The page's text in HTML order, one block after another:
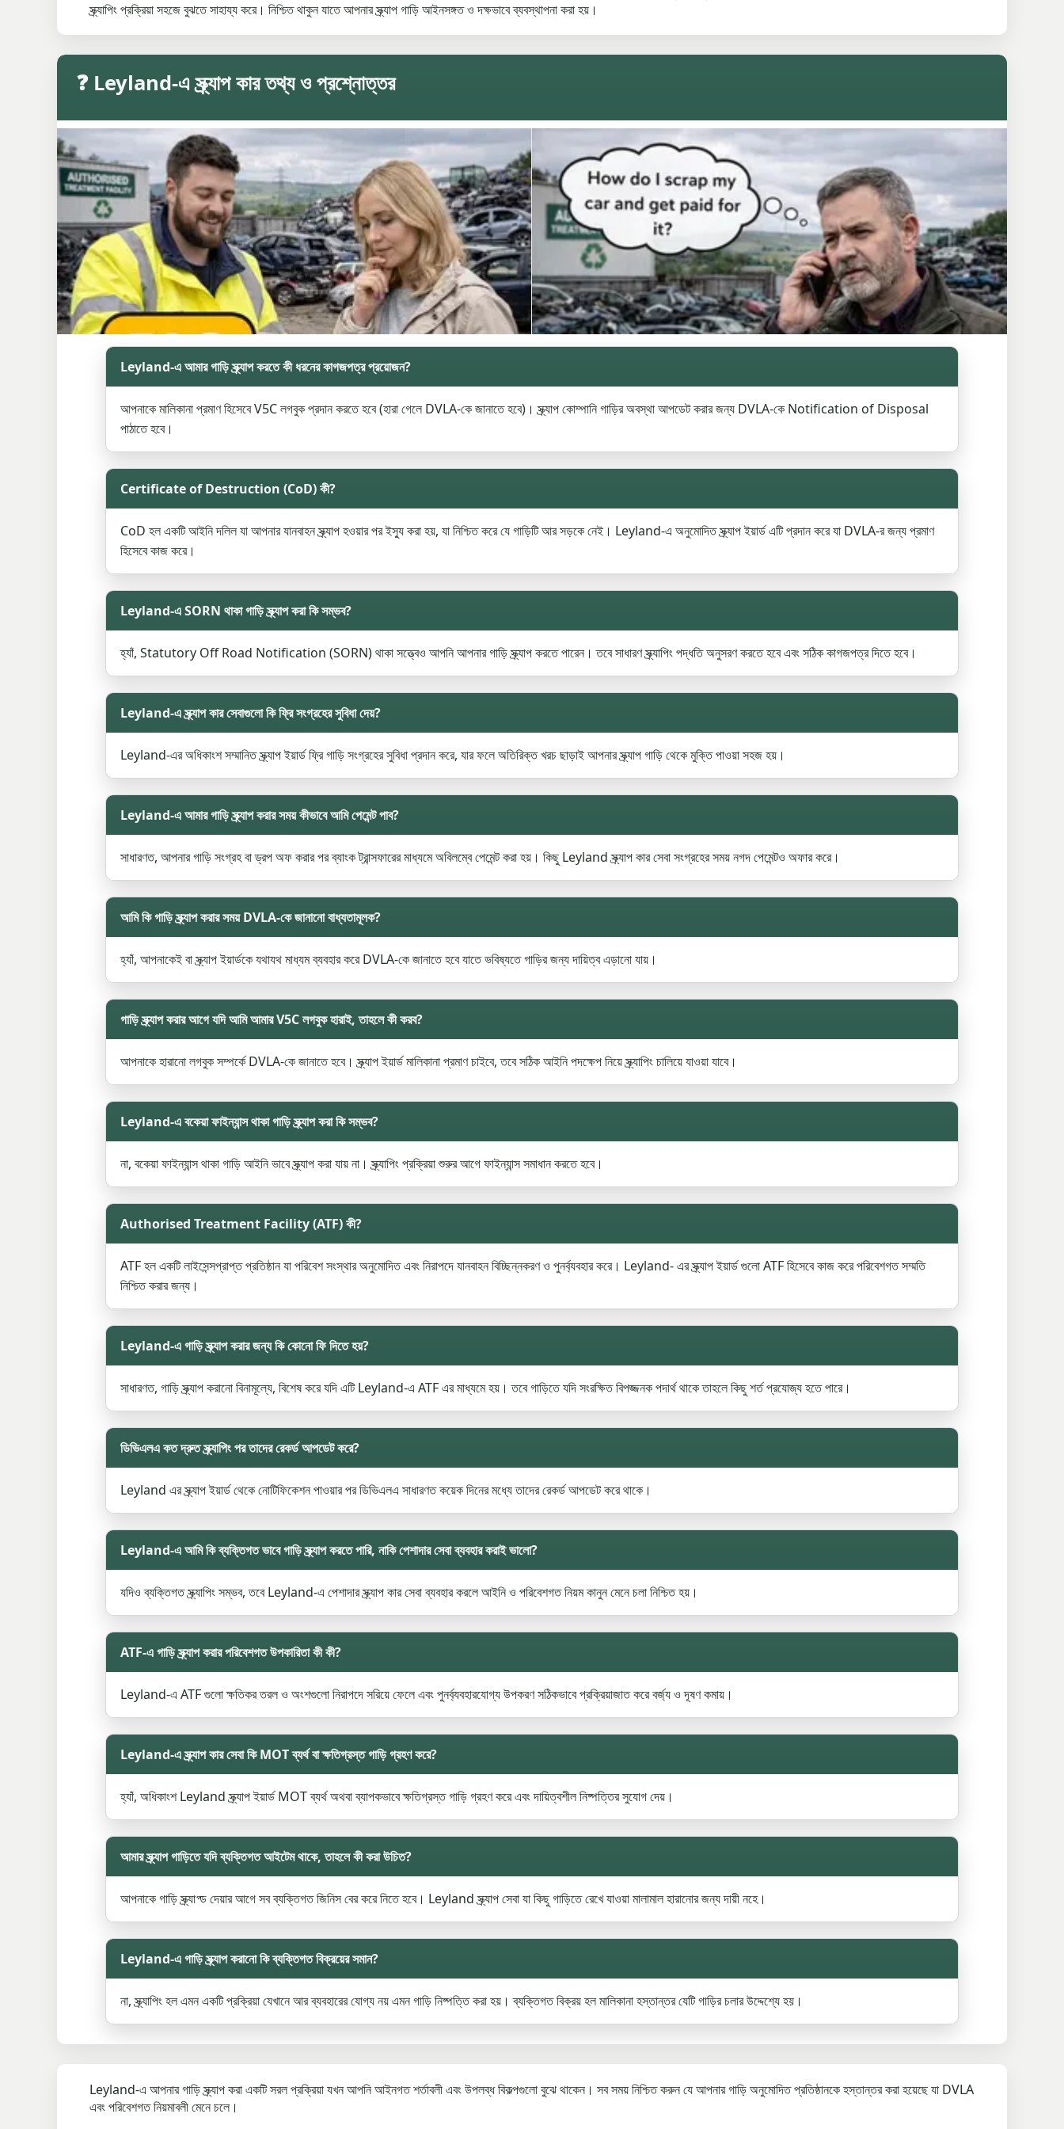
স্ক্র্যাপিং প্রক্রিয়া সহজে বুঝতে সাহায্য করে। নিশ্চিত থাকুন যাতে আপনার স্ক্র্যাপ গাড়ি আইনসঙ্গত ও দক্ষভাবে ব্যবস্থাপনা করা হয়।
❓ Leyland-এ স্ক্র্যাপ কার তথ্য ও প্রশ্নোত্তর
Leyland-এ আমার গাড়ি স্ক্র্যাপ করতে কী ধরনের কাগজপত্র প্রয়োজন?
আপনাকে মালিকানা প্রমাণ হিসেবে V5C লগবুক প্রদান করতে হবে (হারা গেলে DVLA-কে জানাতে হবে)। স্ক্র্যাপ কোম্পানি গাড়ির অবস্থা আপডেট করার জন্য DVLA-কে Notification of Disposal
পাঠাতে হবে।
Certificate of Destruction (CoD) কী?
CoD হল একটি আইনি দলিল যা আপনার যানবাহন স্ক্র্যাপ হওয়ার পর ইস্যু করা হয়, যা নিশ্চিত করে যে গাড়িটি আর সড়কে নেই। Leyland-এ অনুমোদিত স্ক্র্যাপ ইয়ার্ড এটি প্রদান করে যা DVLA-র জন্য প্রমাণ
হিসেবে কাজ করে।
Leyland-এ SORN থাকা গাড়ি স্ক্র্যাপ করা কি সম্ভব?
হ্যাঁ, Statutory Off Road Notification (SORN) থাকা সত্ত্বেও আপনি আপনার গাড়ি স্ক্র্যাপ করতে পারেন। তবে সাধারণ স্ক্র্যাপিং পদ্ধতি অনুসরণ করতে হবে এবং সঠিক কাগজপত্র দিতে হবে।
Leyland-এ স্ক্র্যাপ কার সেবাগুলো কি ফ্রি সংগ্রহের সুবিধা দেয়?
Leyland-এর অধিকাংশ সম্মানিত স্ক্র্যাপ ইয়ার্ড ফ্রি গাড়ি সংগ্রহের সুবিধা প্রদান করে, যার ফলে অতিরিক্ত খরচ ছাড়াই আপনার স্ক্র্যাপ গাড়ি থেকে মুক্তি পাওয়া সহজ হয়।
Leyland-এ আমার গাড়ি স্ক্র্যাপ করার সময় কীভাবে আমি পেমেন্ট পাব?
সাধারণত, আপনার গাড়ি সংগ্রহ বা ড্রপ অফ করার পর ব্যাংক ট্রান্সফারের মাধ্যমে অবিলম্বে পেমেন্ট করা হয়। কিছু Leyland স্ক্র্যাপ কার সেবা সংগ্রহের সময় নগদ পেমেন্টও অফার করে।
আমি কি গাড়ি স্ক্র্যাপ করার সময় DVLA-কে জানানো বাধ্যতামূলক?
হ্যাঁ, আপনাকেই বা স্ক্র্যাপ ইয়ার্ডকে যথাযথ মাধ্যম ব্যবহার করে DVLA-কে জানাতে হবে যাতে ভবিষ্যতে গাড়ির জন্য দায়িত্ব এড়ানো যায়।
গাড়ি স্ক্র্যাপ করার আগে যদি আমি আমার V5C লগবুক হারাই, তাহলে কী করব?
আপনাকে হারানো লগবুক সম্পর্কে DVLA-কে জানাতে হবে। স্ক্র্যাপ ইয়ার্ড মালিকানা প্রমাণ চাইবে, তবে সঠিক আইনি পদক্ষেপ নিয়ে স্ক্র্যাপিং চালিয়ে যাওয়া যাবে।
Leyland-এ বকেয়া ফাইন্যান্স থাকা গাড়ি স্ক্র্যাপ করা কি সম্ভব?
না, বকেয়া ফাইন্যান্স থাকা গাড়ি আইনি ভাবে স্ক্র্যাপ করা যায় না। স্ক্র্যাপিং প্রক্রিয়া শুরুর আগে ফাইন্যান্স সমাধান করতে হবে।
Authorised Treatment Facility (ATF) কী?
ATF হল একটি লাইসেন্সপ্রাপ্ত প্রতিষ্ঠান যা পরিবেশ সংস্থার অনুমোদিত এবং নিরাপদে যানবাহন বিচ্ছিন্নকরণ ও পুনর্ব্যবহার করে। Leyland- এর স্ক্র্যাপ ইয়ার্ড গুলো ATF হিসেবে কাজ করে পরিবেশগত সম্মতি
নিশ্চিত করার জন্য।
Leyland-এ গাড়ি স্ক্র্যাপ করার জন্য কি কোনো ফি দিতে হয়?
সাধারণত, গাড়ি স্ক্র্যাপ করানো বিনামূল্যে, বিশেষ করে যদি এটি Leyland-এ ATF এর মাধ্যমে হয়। তবে গাড়িতে যদি সংরক্ষিত বিপজ্জনক পদার্থ থাকে তাহলে কিছু শর্ত প্রযোজ্য হতে পারে।
ডিভিএলএ কত দ্রুত স্ক্র্যাপিং পর তাদের রেকর্ড আপডেট করে?
Leyland এর স্ক্র্যাপ ইয়ার্ড থেকে নোটিফিকেশন পাওয়ার পর ডিভিএলএ সাধারণত কয়েক দিনের মধ্যে তাদের রেকর্ড আপডেট করে থাকে।
Leyland-এ আমি কি ব্যক্তিগত ভাবে গাড়ি স্ক্র্যাপ করতে পারি, নাকি পেশাদার সেবা ব্যবহার করাই ভালো?
যদিও ব্যক্তিগত স্ক্র্যাপিং সম্ভব, তবে Leyland-এ পেশাদার স্ক্র্যাপ কার সেবা ব্যবহার করলে আইনি ও পরিবেশগত নিয়ম কানুন মেনে চলা নিশ্চিত হয়।
ATF-এ গাড়ি স্ক্র্যাপ করার পরিবেশগত উপকারিতা কী কী?
Leyland-এ ATF গুলো ক্ষতিকর তরল ও অংশগুলো নিরাপদে সরিয়ে ফেলে এবং পুনর্ব্যবহারযোগ্য উপকরণ সঠিকভাবে প্রক্রিয়াজাত করে বর্জ্য ও দূষণ কমায়।
Leyland-এ স্ক্র্যাপ কার সেবা কি MOT ব্যর্থ বা ক্ষতিগ্রস্ত গাড়ি গ্রহণ করে?
হ্যাঁ, অধিকাংশ Leyland স্ক্র্যাপ ইয়ার্ড MOT ব্যর্থ অথবা ব্যাপকভাবে ক্ষতিগ্রস্ত গাড়ি গ্রহণ করে এবং দায়িত্বশীল নিষ্পত্তির সুযোগ দেয়।
আমার স্ক্র্যাপ গাড়িতে যদি ব্যক্তিগত আইটেম থাকে, তাহলে কী করা উচিত?
আপনাকে গাড়ি স্ক্র্যাপ্ড দেয়ার আগে সব ব্যক্তিগত জিনিস বের করে নিতে হবে। Leyland স্ক্র্যাপ সেবা যা কিছু গাড়িতে রেখে যাওয়া মালামাল হারানোর জন্য দায়ী নহে।
Leyland-এ গাড়ি স্ক্র্যাপ করানো কি ব্যক্তিগত বিক্রয়ের সমান?
না, স্ক্র্যাপিং হল এমন একটি প্রক্রিয়া যেখানে আর ব্যবহারের যোগ্য নয় এমন গাড়ি নিষ্পত্তি করা হয়। ব্যক্তিগত বিক্রয় হল মালিকানা হস্তান্তর যেটি গাড়ির চলার উদ্দেশ্যে হয়।
Leyland-এ আপনার গাড়ি স্ক্র্যাপ করা একটি সরল প্রক্রিয়া যখন আপনি আইনগত শর্তাবলী এবং উপলব্ধ বিকল্পগুলো বুঝে থাকেন। সব সময় নিশ্চিত করুন যে আপনার গাড়ি অনুমোদিত প্রতিষ্ঠানকে হস্তান্তর করা হয়েছে যা DVLA
এবং পরিবেশগত নিয়মাবলী মেনে চলে।